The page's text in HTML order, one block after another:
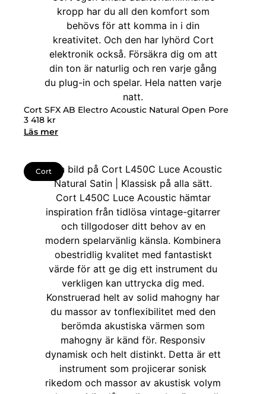
Cort SFX AB Electro Acoustic Natural Open Pore
3 418 kr
Läs mer
Cort